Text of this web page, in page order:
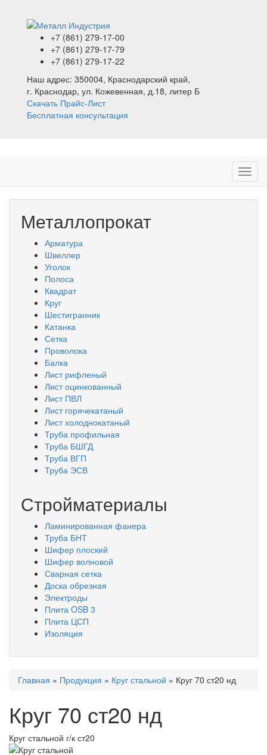
+7 (861) 279-17-00
+7 (861) 279-17-79
+7 (861) 279-17-22
Наш адрес: 350004, Краснодарский край,
г. Краснодар, ул. Кожевенная, д.18, литер Б
Скачать Прайс-Лист
Бесплатная консультация
Металлопрокат
Арматура
Швеллер
Уголок
Полоса
Квадрат
Круг
Шестигранник
Катанка
Сетка
Проволока
Балка
Лист рифленый
Лист оцинкованный
Лист ПВЛ
Лист горячекатаный
Лист холоднокатаный
Труба профильная
Труба БШГД
Труба ВГП
Труба ЭСВ
Стройматериалы
Ламинированная фанера
Труба БНТ
Шифер плоский
Шифер волновой
Сварная сетка
Доска обрезная
Электроды
Плита OSB 3
Плита ЦСП
Изоляция
Вы
Главная » Продукция » Круг стальной » Круг 70 ст20 нд
Круг 70 ст20 нд
Круг стальной г/к ст20